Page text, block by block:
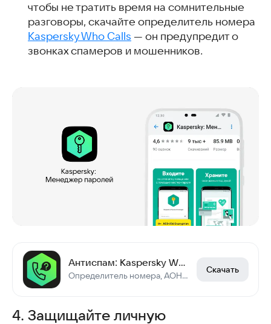
чтобы не тратить время на сомнительные
разговоры, скачайте определитель номера
Kaspersky Who Calls — он предупредит о
звонках спамеров и мошенников.
Антиспам: Kaspersky Who Calls
Определитель номера, АОН: блокирует спам звонки и помогает узнать чей номер
Скачать
4. Защищайте личную